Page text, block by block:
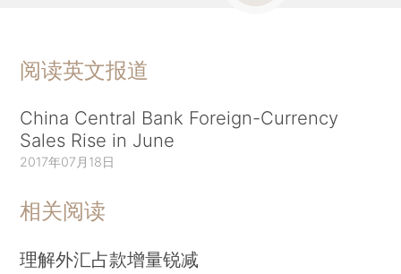
阅读英文报道
China Central Bank Foreign-Currency
Sales Rise in June
2017年07月18日
相关阅读
理解外汇占款增量锐减